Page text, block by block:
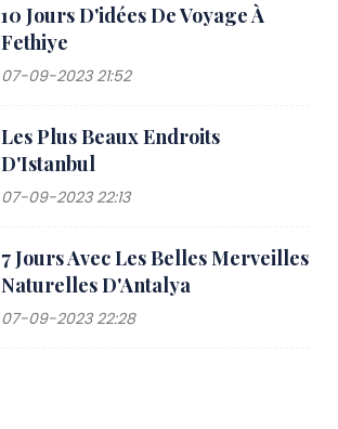
10 Jours D'idées De Voyage À
Fethiye
07-09-2023 21:52
Les Plus Beaux Endroits
D'Istanbul
07-09-2023 22:13
7 Jours Avec Les Belles Merveilles
Naturelles D'Antalya
07-09-2023 22:28